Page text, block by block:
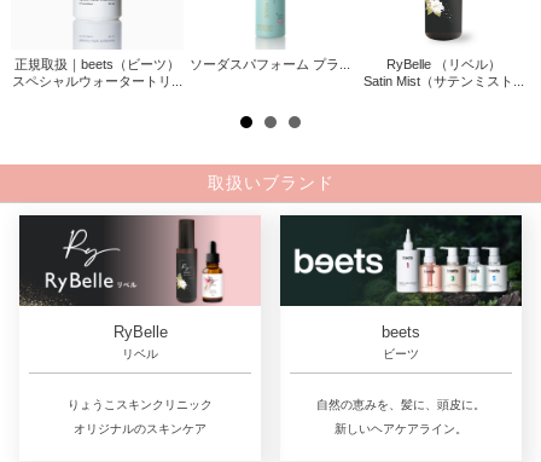
正規取扱｜beets（ビーツ）
スペシャルウォータートリ...
ソーダスパフォーム プラ...
RyBelle （リベル）
Satin Mist（サテンミスト...
取扱いブランド
RyBelle
リベル
りょうこスキンクリニック
オリジナルのスキンケア
beets
ビーツ
自然の恵みを、髪に、頭皮に。
新しいヘアケアライン。